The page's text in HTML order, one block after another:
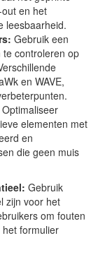
en het
leesbaarheid.
Gebruik een
controleren op
en WAVE,
Optimaliseer
elementen met
en
die geen muis
Gebruik
zijn voor het
om fouten
formulier